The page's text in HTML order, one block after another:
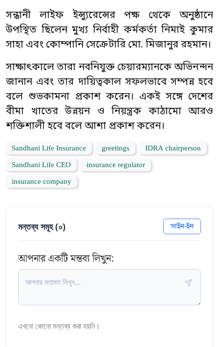
সন্ধানী লাইফ ইন্স্যুরেন্সের পক্ষ থেকে অনুষ্ঠানে
উপস্থিত ছিলেন মুখ্য নির্বাহী কর্মকর্তা নিমাই কুমার
সাহা এবং কোম্পানি সেক্রেটারি মো. মিজানুর রহমান।
সাক্ষাৎকালে তারা নবনিযুক্ত চেয়ারম্যানকে অভিনন্দন
জানান এবং তার দায়িত্বকাল সফলভাবে সম্পন্ন হবে
বলে শুভকামনা প্রকাশ করেন। একই সঙ্গে দেশের
বীমা খাতের উন্নয়ন ও নিয়ন্ত্রক কাঠামো আরও
শক্তিশালী হবে বলে আশা প্রকাশ করেন।
Sandhani Life Insurance greetings
IDRA chairperson
Sandhani Life CEO
insurance regulator
insurance company
মন্তব্য সমূহ (০) সাইন-ইন
আপনার একটি মন্তব্য লিখুন:
এখনো কোনো মন্তব্য করা হয়নি।